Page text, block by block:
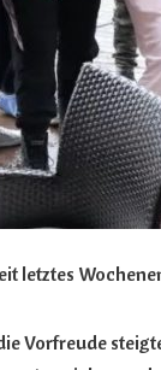
letztes
Vorfreude